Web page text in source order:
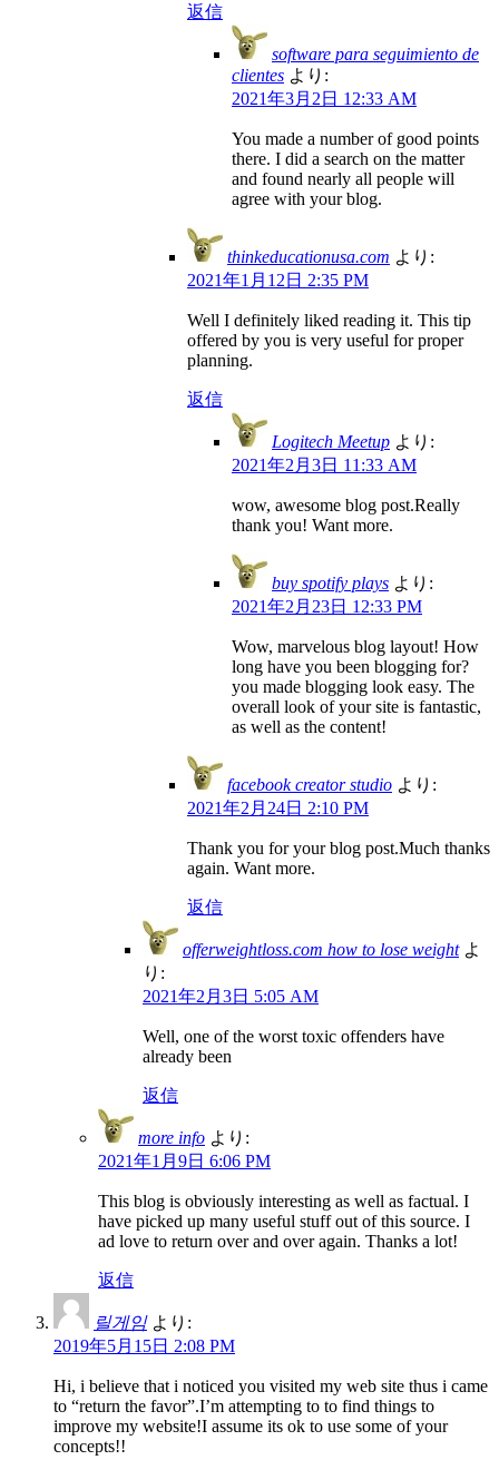
返信
software para seguimiento de
clientes より:
2021年3月2日 12:33 AM
You made a number of good points
there. I did a search on the matter
and found nearly all people will
agree with your blog.
thinkeducationusa.com より:
2021年1月12日 2:35 PM
Well I definitely liked reading it. This tip
offered by you is very useful for proper
planning.
返信
Logitech Meetup より:
2021年2月3日 11:33 AM
wow, awesome blog post.Really
thank you! Want more.
buy spotify plays より:
2021年2月23日 12:33 PM
Wow, marvelous blog layout! How
long have you been blogging for?
you made blogging look easy. The
overall look of your site is fantastic,
as well as the content!
facebook creator studio より:
2021年2月24日 2:10 PM
Thank you for your blog post.Much thanks
again. Want more.
返信
offerweightloss.com how to lose weight よ
り:
2021年2月3日 5:05 AM
Well, one of the worst toxic offenders have
already been
返信
more info より:
2021年1月9日 6:06 PM
This blog is obviously interesting as well as factual. I
have picked up many useful stuff out of this source. I
ad love to return over and over again. Thanks a lot!
返信
릴게임 より:
2019年5月15日 2:08 PM
Hi, i believe that i noticed you visited my web site thus i came
to “return the favor”.I’m attempting to to find things to
improve my website!I assume its ok to use some of your
concepts!!